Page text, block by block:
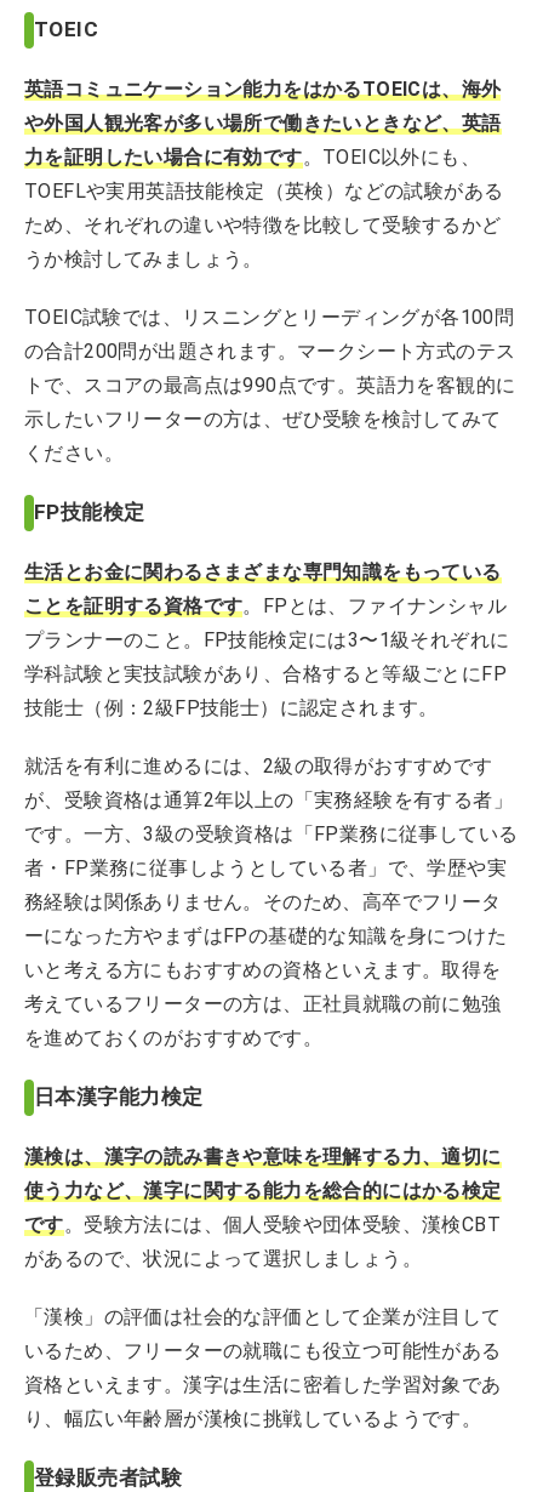
TOEIC
英語コミュニケーション能力をはかるTOEICは、海外
や外国人観光客が多い場所で働きたいときなど、英語
力を証明したい場合に有効です。TOEIC以外にも、
TOEFLや実用英語技能検定（英検）などの試験がある
ため、それぞれの違いや特徴を比較して受験するかど
うか検討してみましょう。
TOEIC試験では、リスニングとリーディングが各100問
の合計200問が出題されます。マークシート方式のテス
トで、スコアの最高点は990点です。英語力を客観的に
示したいフリーターの方は、ぜひ受験を検討してみて
ください。
FP技能検定
生活とお金に関わるさまざまな専門知識をもっている
ことを証明する資格です。FPとは、ファイナンシャル
プランナーのこと。FP技能検定には3〜1級それぞれに
学科試験と実技試験があり、合格すると等級ごとにFP
技能士（例：2級FP技能士）に認定されます。
就活を有利に進めるには、2級の取得がおすすめです
が、受験資格は通算2年以上の「実務経験を有する者」
です。一方、3級の受験資格は「FP業務に従事している
者・FP業務に従事しようとしている者」で、学歴や実
務経験は関係ありません。そのため、高卒でフリータ
ーになった方やまずはFPの基礎的な知識を身につけた
いと考える方にもおすすめの資格といえます。取得を
考えているフリーターの方は、正社員就職の前に勉強
を進めておくのがおすすめです。
日本漢字能力検定
漢検は、漢字の読み書きや意味を理解する力、適切に
使う力など、漢字に関する能力を総合的にはかる検定
です。受験方法には、個人受験や団体受験、漢検CBT
があるので、状況によって選択しましょう。
「漢検」の評価は社会的な評価として企業が注目して
いるため、フリーターの就職にも役立つ可能性がある
資格といえます。漢字は生活に密着した学習対象であ
り、幅広い年齢層が漢検に挑戦しているようです。
登録販売者試験